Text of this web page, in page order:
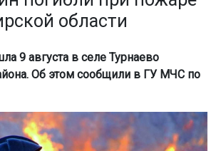
области
9 августа в селе Турнаево
Об этом сообщили в ГУ МЧС по